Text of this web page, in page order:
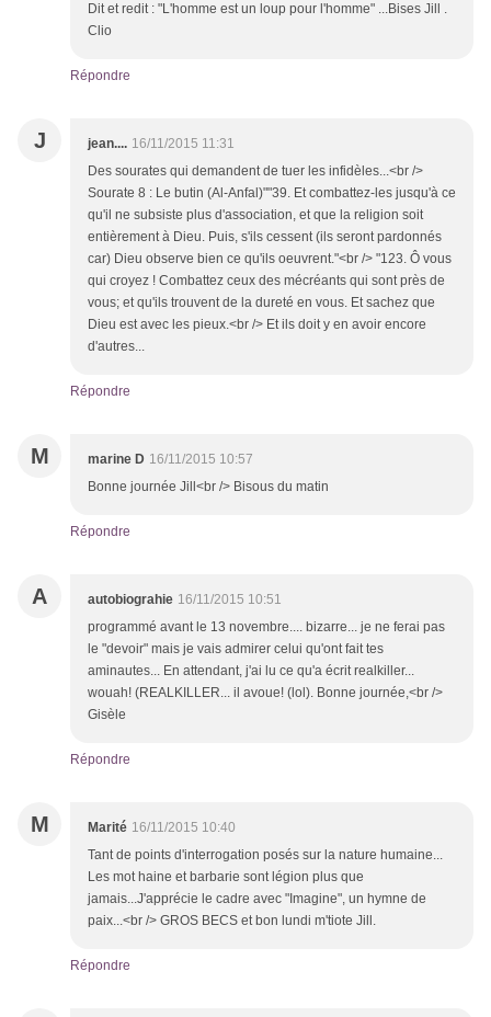
Dit et redit : "L'homme est un loup pour l'homme" ...Bises Jill .
Clio
Répondre
J jean.... 16/11/2015 11:31
Des sourates qui demandent de tuer les infidèles...<br />
Sourate 8 : Le butin (Al-Anfal)""39. Et combattez-les jusqu'à ce
qu'il ne subsiste plus d'association, et que la religion soit
entièrement à Dieu. Puis, s'ils cessent (ils seront pardonnés
car) Dieu observe bien ce qu'ils oeuvrent."<br /> "123. Ô vous
qui croyez ! Combattez ceux des mécréants qui sont près de
vous; et qu'ils trouvent de la dureté en vous. Et sachez que
Dieu est avec les pieux.<br /> Et ils doit y en avoir encore
d'autres...
Répondre
M marine D 16/11/2015 10:57
Bonne journée Jill<br /> Bisous du matin
Répondre
A autobiograhie 16/11/2015 10:51
programmé avant le 13 novembre.... bizarre... je ne ferai pas
le "devoir" mais je vais admirer celui qu'ont fait tes
aminautes... En attendant, j'ai lu ce qu'a écrit realkiller...
wouah! (REALKILLER... il avoue! (lol). Bonne journée,<br />
Gisèle
Répondre
M Marité 16/11/2015 10:40
Tant de points d'interrogation posés sur la nature humaine...
Les mot haine et barbarie sont légion plus que
jamais...J'apprécie le cadre avec "Imagine", un hymne de
paix...<br /> GROS BECS et bon lundi m'tiote Jill.
Répondre